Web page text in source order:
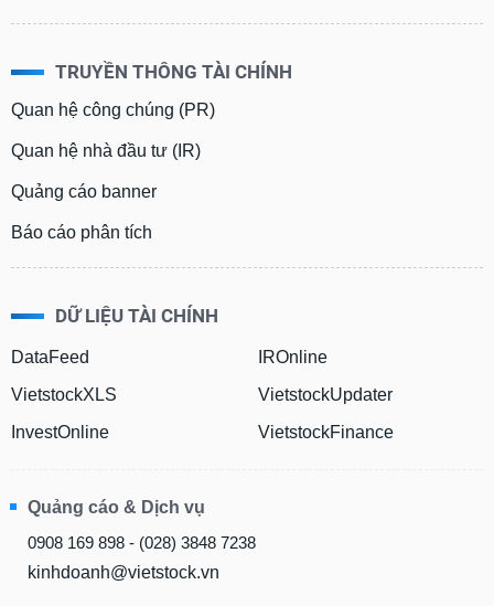
TRUYỀN THÔNG TÀI CHÍNH
Quan hệ công chúng (PR)
Quan hệ nhà đầu tư (IR)
Quảng cáo banner
Báo cáo phân tích
DỮ LIỆU TÀI CHÍNH
DataFeed
VietstockXLS
InvestOnline
IROnline
VietstockUpdater
VietstockFinance
Quảng cáo & Dịch vụ
0908 169 898 - (028) 3848 7238
kinhdoanh@vietstock.vn